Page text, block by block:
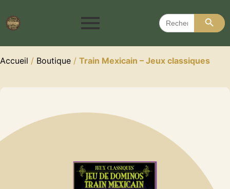
Search
for:
Search
Accueil / Boutique / Train Mexicain – Jeux classiques